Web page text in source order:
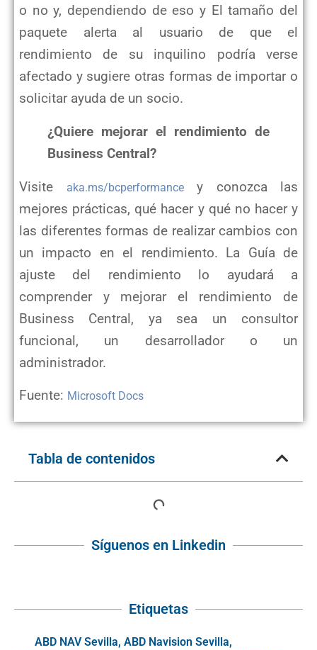
o no y, dependiendo de eso y El tamaño del
paquete alerta al usuario de que el
rendimiento de su inquilino podría verse
afectado y sugiere otras formas de importar o
solicitar ayuda de un socio.
¿Quiere mejorar el rendimiento de
Business Central?
Visite aka.ms/bcperformancey conozca las
mejores prácticas, qué hacer y qué no hacer y
las diferentes formas de realizar cambios con
un impacto en el rendimiento. La Guía de
ajuste del rendimiento lo ayudará a
comprender y mejorar el rendimiento de
Business Central, ya sea un consultor
funcional, un desarrollador o un
administrador.
Fuente: Microsoft Docs
Tabla de contenidos
Síguenos en Linkedin
Etiquetas
ABD NAV Sevilla, ABD Navision Sevilla,